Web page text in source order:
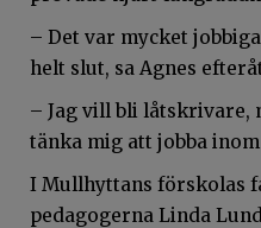
– Det var mycket
helt slut, sa Agnes
– Jag vill bli låtskrivare,
tänka mig att jobba
I Mullhyttans förskolas
pedagogerna Linda